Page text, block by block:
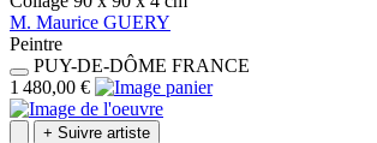
M. Maurice GUERY
Peintre
PUY-DE-DÔME FRANCE
1 480,00 €
+ Suivre artiste